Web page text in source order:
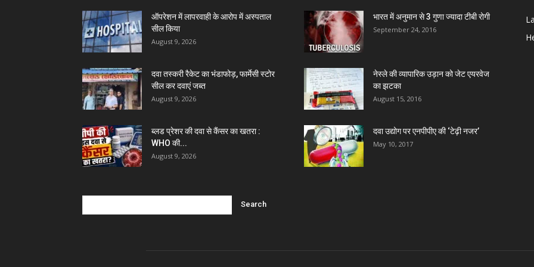
ऑपरेशन में लापरवाही के आरोप में अस्पताल
सील किया
August 9, 2026
दवा तस्करी रैकेट का भंडाफोड़, फार्मेसी स्टोर
सील कर दवाएं जब्त
August 9, 2026
ब्लड प्रेशर की दवा से कैंसर का खतरा :
WHO की...
August 9, 2026
भारत में अनुमान से 3 गुणा ज्यादा टीबी रोगी
September 24, 2016
नेस्ले की व्यापारिक उड़ान को जेट एयरवेज
का झटका
August 15, 2016
दवा उद्योग पर एनपीपीए की ‘टेढ़ी नजर’
May 10, 2017